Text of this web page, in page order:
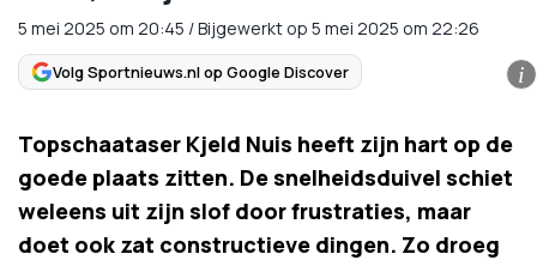
5 mei 2025 om 20:45 /Bijgewerkt op 5 mei 2025 om 22:26
Volg Sportnieuws.nl op Google Discover i
Topschaataser Kjeld Nuis heeft zijn hart op de
goede plaats zitten. De snelheidsduivel schiet
weleens uit zijn slof door frustraties, maar
doet ook zat constructieve dingen. Zo droeg